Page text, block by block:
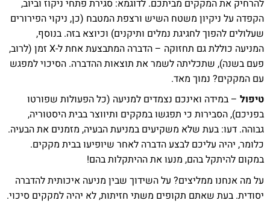
להרחיק את המקקים מביתכם. לדוגמא: סגירת פתחי ניקוז וביוב,
הקפדה על ניקיון משטח השיש ורצפת המטבח (כן, ניקוי הפירורים
שעלולים להפוך לחגיגת נמלים ותיקנים) וכיוצא בזה. בנוסף,
המניעה כוללת גם תחזוקה – הדברה המתבצעת אחת ל-X זמן (לרוב,
פעם בשנה), שתכליתה לשמר את תוצאות ההדברה. הסיכוי למפגש
עם המקקים? נמוך מאד.
טיפול – במידה ואינכם נצמדים למניעה (כל הפעולות שפורטו
בפניכם), הסבירות כי תפגשו במקקים ותיווצר בבית היסטוריה,
גבוהה. דעו: בעת שלא משקיעים במניעת הבעיה, מזמנים את הבעיה.
כלומר, יהיה עליכם לבצע הדברה לאחר שיופיעו בבית מקקים.
במקום להיתקל בהם, מנעו את ההיתקלות בהם!
על מה אנחנו ממליצים? על השידוך שבין מניעה איכותית להדברה
יסודית. בעת שאתם תקופים משתי חזיתות, לא יהיה למקקים סיכוי.